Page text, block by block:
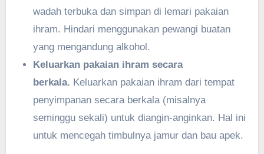
wadah terbuka dan simpan di lemari pakaian
ihram. Hindari menggunakan pewangi buatan
yang mengandung alkohol.
Keluarkan pakaian ihram secara
berkala. Keluarkan pakaian ihram dari tempat
penyimpanan secara berkala (misalnya
seminggu sekali) untuk diangin-anginkan. Hal ini
untuk mencegah timbulnya jamur dan bau apek.